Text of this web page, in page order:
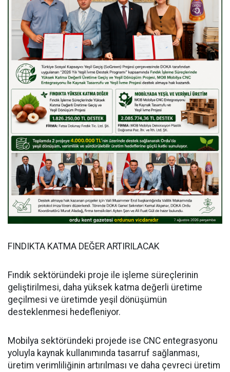
FINDIKTA KATMA DEĞER ARTIRILACAK
Fındık sektöründeki proje ile işleme süreçlerinin
geliştirilmesi, daha yüksek katma değerli üretime
geçilmesi ve üretimde yeşil dönüşümün
desteklenmesi hedefleniyor.
Mobilya sektöründeki projede ise CNC entegrasyonu
yoluyla kaynak kullanımında tasarruf sağlanması,
üretim verimliliğinin artırılması ve daha çevreci üretim